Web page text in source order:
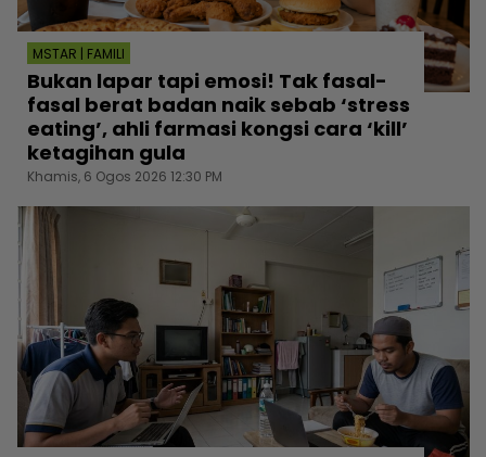
MSTAR | FAMILI
Bukan lapar tapi emosi! Tak fasal-
fasal berat badan naik sebab ‘stress
eating’, ahli farmasi kongsi cara ‘kill’
ketagihan gula
Khamis, 6 Ogos 2026 12:30 PM